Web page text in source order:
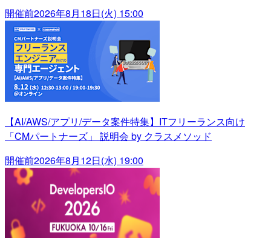
開催前2026年8月18日(火) 15:00
【AI/AWS/アプリ/データ案件特集】ITフリーランス向け
「CMパートナーズ」 説明会 by クラスメソッド
開催前2026年8月12日(水) 19:00